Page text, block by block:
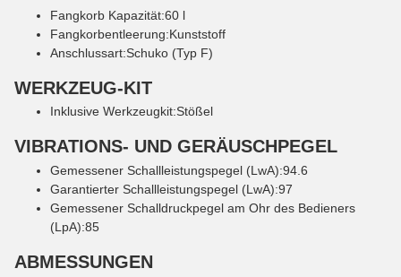
Fangkorb Kapazität:60 l
Fangkorbentleerung:Kunststoff
Anschlussart:Schuko (Typ F)
WERKZEUG-KIT
Inklusive Werkzeugkit:Stößel
VIBRATIONS- UND GERÄUSCHPEGEL
Gemessener Schallleistungspegel (LwA):94.6
Garantierter Schallleistungspegel (LwA):97
Gemessener Schalldruckpegel am Ohr des Bedieners
(LpA):85
ABMESSUNGEN